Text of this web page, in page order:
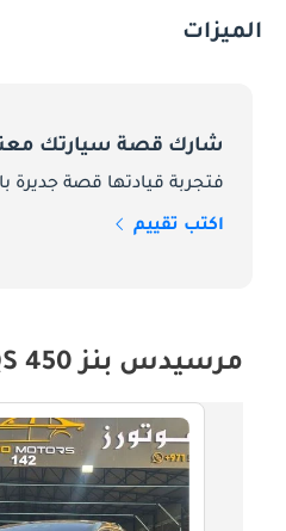
الميزات
شارك قصة سيارتك
فتجربة قيادتها قصة جديرة
اكتب تقييم
مرسيدس بنز EQS 450+ للبيع